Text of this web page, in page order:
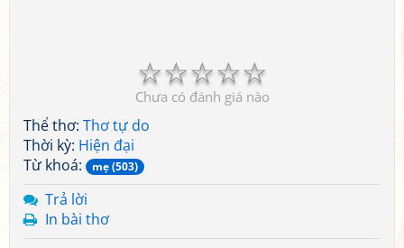
☆
☆
☆
☆
☆
Chưa có đánh giá nào
Thể thơ: Thơ tự do
Thời kỳ: Hiện đại
Từ khoá:
mẹ (503)
Trả lời
In bài thơ